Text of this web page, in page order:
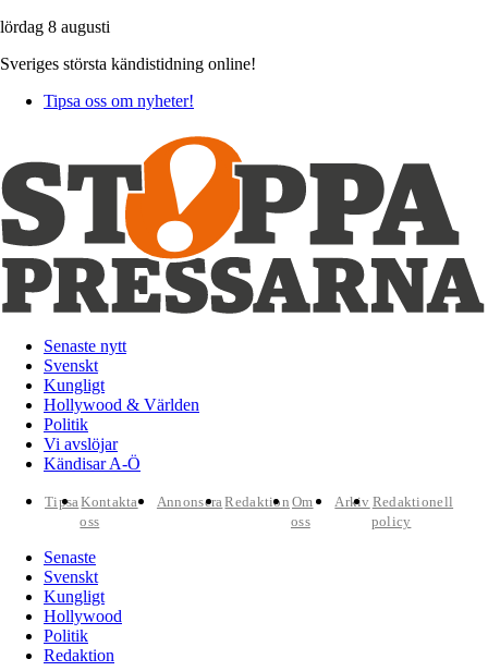
lördag 8 augusti
Sveriges största kändistidning online!
Tipsa oss om nyheter!
Senaste nytt
Svenskt
Kungligt
Hollywood & Världen
Politik
Vi avslöjar
Kändisar A-Ö
TipsaKontakta
oss
AnnonseraRedaktion Om
oss
Arkiv Redaktionell
policy
Senaste
Svenskt
Kungligt
Hollywood
Politik
Redaktion